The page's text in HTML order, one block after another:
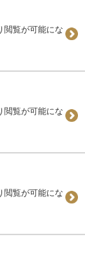
閲覧が可能にな
閲覧が可能にな
閲覧が可能にな